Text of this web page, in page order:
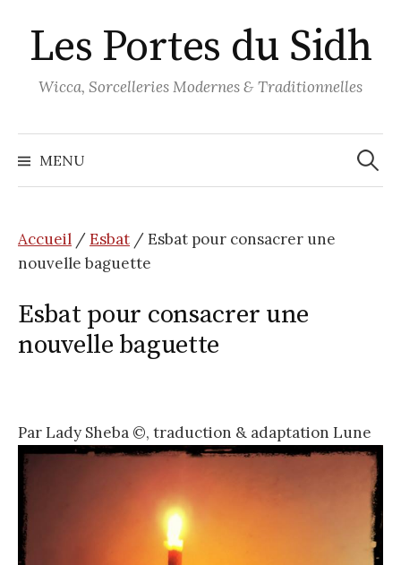
au
contenu
Les Portes du Sidh
Wicca, Sorcelleries Modernes & Traditionnelles
MENU
Accueil /Esbat / Esbat pour consacrer une
nouvelle baguette
Esbat pour consacrer une
nouvelle baguette
Par Lady Sheba ©, traduction & adaptation Lune